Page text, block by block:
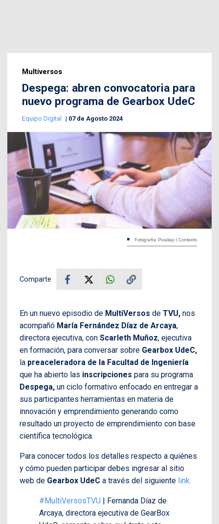
Multiversos
Despega: abren convocatoria para
nuevo programa de Gearbox UdeC
Equipo Digital 07 de Agosto 2024
Fotografía: Pixabay | Contexto
Comparte
En un nuevo episodio de MultiVersos de TVU, nos
acompañó María Fernández Díaz de Arcaya,
directora ejecutiva, con Scarleth Muñoz, ejecutiva
en formación, para conversar sobre Gearbox UdeC,
la preaceleradora de la Facultad de Ingeniería
que ha abierto las inscripciones para su programa
Despega, un ciclo formativo enfocado en entregar a
sus participantes herramientas en materia de
innovación y emprendimiento generando como
resultado un proyecto de emprendimiento con base
científica tecnológica.
Para conocer todos los detalles respecto a quiénes
y cómo pueden participar debes ingresar al sitio
web de Gearbox UdeC a través del siguiente link.
#MultiVersosTVU | Fernanda Díaz de
Arcaya, directora ejecutiva de GearBox